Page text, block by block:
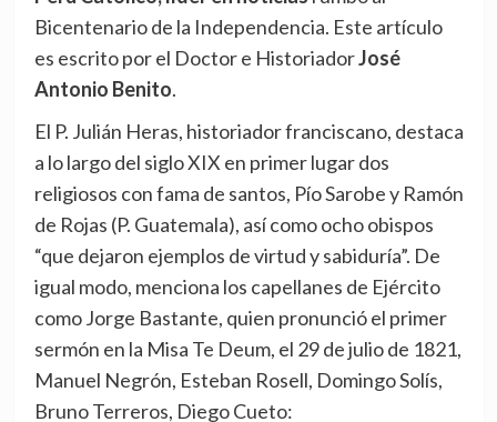
Bicentenario de la Independencia. Este artículo
es escrito por el Doctor e HistoriadorJosé
Antonio Benito.
El P. Julián Heras, historiador franciscano, destaca
a lo largo del siglo XIX en primer lugar dos
religiosos con fama de santos, Pío Sarobe y Ramón
de Rojas (P. Guatemala), así como ocho obispos
“que dejaron ejemplos de virtud y sabiduría”. De
igual modo, menciona los capellanes de Ejército
como Jorge Bastante, quien pronunció el primer
sermón en la Misa Te Deum, el 29 de julio de 1821,
Manuel Negrón, Esteban Rosell, Domingo Solís,
Bruno Terreros, Diego Cueto: